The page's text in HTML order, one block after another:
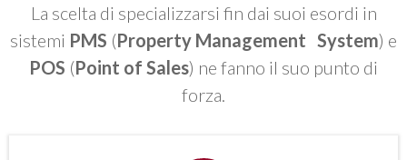
La scelta di specializzarsi fin dai suoi esordi in
sistemi PMS (Property Management System) e
POS (Point of Sales) ne fanno il suo punto di
forza.